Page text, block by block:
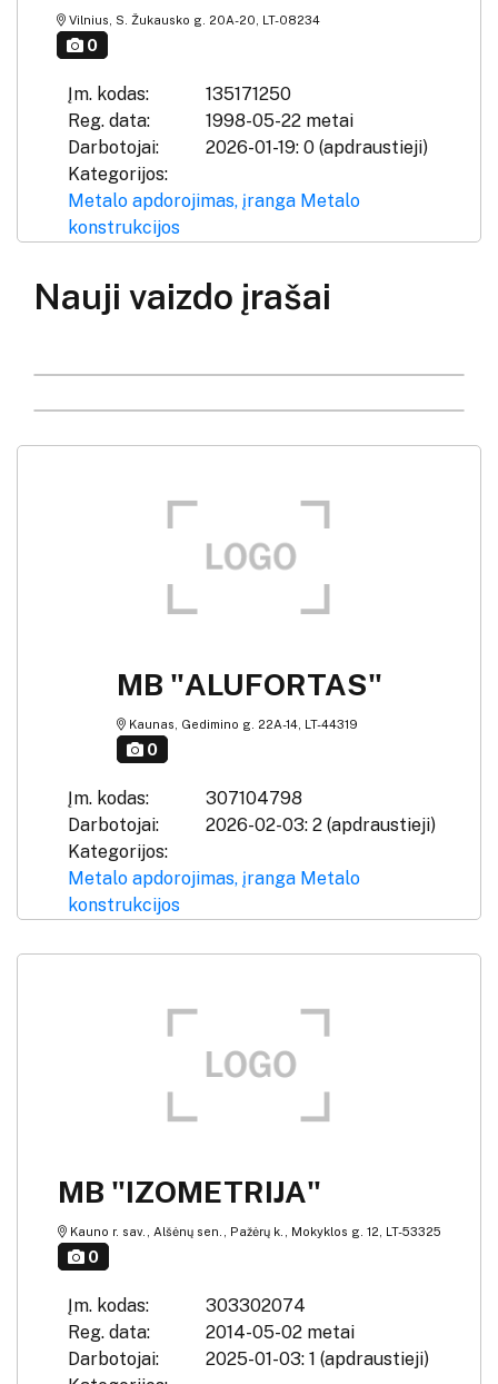
Vilnius, S. Žukausko g. 20A-20, LT-08234
0
Įm. kodas:
135171250
Reg. data:
1998-05-22 metai
Darbotojai:
2026-01-19: 0 (apdraustieji)
Kategorijos:
Metalo apdorojimas, įranga Metalo
konstrukcijos
Nauji vaizdo įrašai
MB "ALUFORTAS"
Kaunas, Gedimino g. 22A-14, LT-44319
0
Įm. kodas:
307104798
Darbotojai:
2026-02-03: 2 (apdraustieji)
Kategorijos:
Metalo apdorojimas, įranga Metalo
konstrukcijos
MB "IZOMETRIJA"
Kauno r. sav., Alšėnų sen., Pažėrų k., Mokyklos g. 12, LT-53325
0
Įm. kodas:
303302074
Reg. data:
2014-05-02 metai
Darbotojai:
2025-01-03: 1 (apdraustieji)